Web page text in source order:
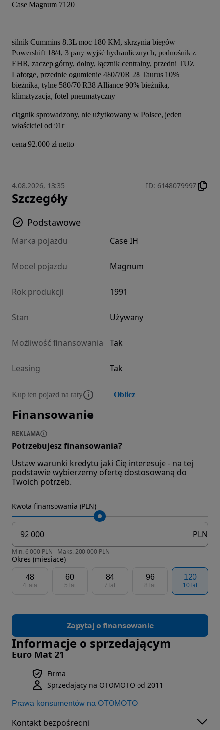
Case Magnum 7120
silnik Cummins 8.3L moc 180 KM, skrzynia biegów
Powershift 18/4, 3 pary wyjść hydraulicznych, podnośnik z
EHR, zaczep górny, dolny, łącznik centralny, przedni TUZ
Laforge, przednie ogumienie 480/70R 28 Taurus 10%
bieżnika, tylne 580/70 R38 Alliance 90% bieżnika,
klimatyzacja, fotel pneumatyczny
ciągnik sprowadzony, nie użytkowany w Polsce, jeden
właściciel od 91r
cena 92.000 zł netto
4.08.2026, 13:35 ID: 6148079997
Szczegóły
Podstawowe
Marka pojazdu Case IH
Model pojazdu Magnum
Rok produkcji 1991
Stan Używany
Możliwość finansowania Tak
Leasing Tak
Kup ten pojazd na raty Oblicz
Finansowanie
REKLAMA
Potrzebujesz finansowania?
Ustaw warunki kredytu jaki Cię interesuje - na tej
podstawie wybierzemy ofertę dostosowaną do
Twoich potrzeb.
Kwota finansowania (PLN)
PLN
Min. 6 000 PLN - Maks. 200 000 PLN
Okres (miesiące)
48
4 lata
60
5 lat
84
7 lat
96
8 lat
120
10 lat
Zapytaj o finansowanie
Informacje o sprzedającym
Euro Mat 21
Firma
Sprzedający na OTOMOTO od 2011
Prawa konsumentów na OTOMOTO
Kontakt bezpośredni